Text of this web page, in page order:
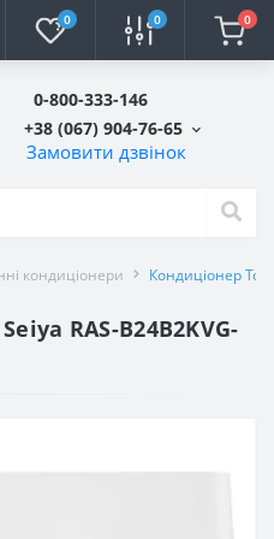
0 0 0
0-800-333-146
+38 (067) 904-76-65
Замовити дзвінок
кондиціонери Кондиціонер
RAS-B24B2KVG-